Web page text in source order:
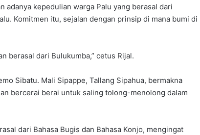
adanya kepedulian warga Palu yang berasal dari
Komitmen itu, sejalan dengan prinsip di mana bumi di
berasal dari Bulukumba,” cetus Rijal.
Sibatu. Mali Sipappe, Tallang Sipahua, bermakna
bercerai berai untuk saling tolong-menolong dalam
dari Bahasa Bugis dan Bahasa Konjo, mengingat